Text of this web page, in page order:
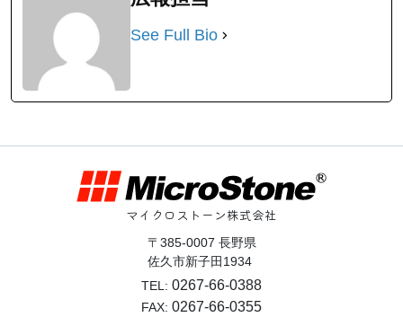
See Full Bio
マイクロストーン株式会社
〒385-0007 長野県
佐久市新子田1934
TEL: 0267-66-0388
FAX: 0267-66-0355